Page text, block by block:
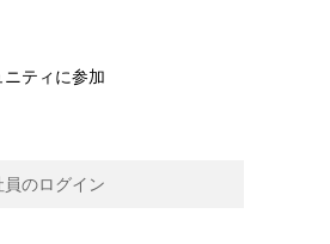
ティに参加
員のログイン